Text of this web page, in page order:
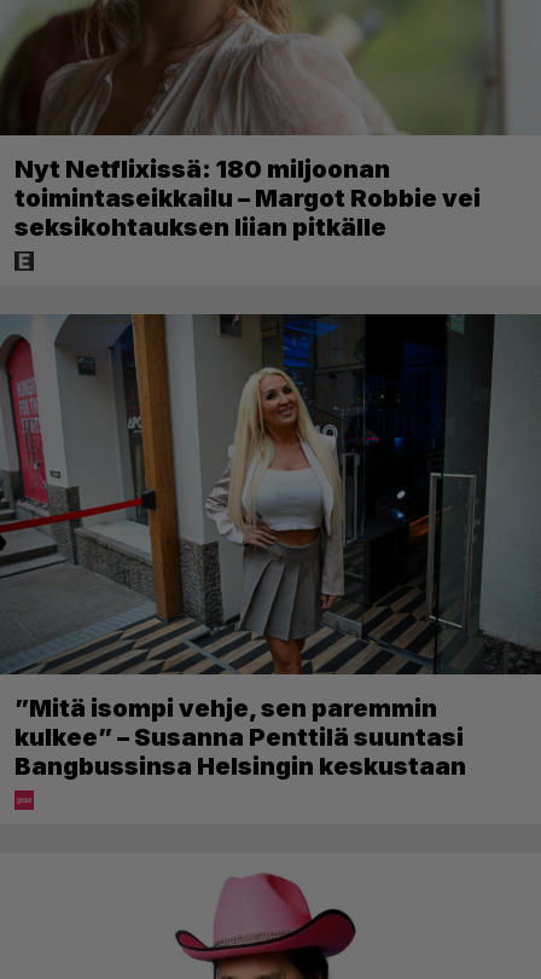
Nyt Netflixissä: 180 miljoonan
toimintaseikkailu – Margot Robbie vei
seksikohtauksen liian pitkälle
”Mitä isompi vehje, sen paremmin
kulkee” – Susanna Penttilä suuntasi
Bangbussinsa Helsingin keskustaan